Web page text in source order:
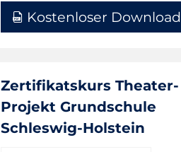
Kostenloser Download
Zertifikatskurs Theater-
Projekt Grundschule
Schleswig-Holstein